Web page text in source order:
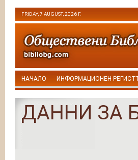
FRIDAY, 7 AUGUST, 2026 Г.
НАЧАЛО ИНФОРМАЦИОНЕН
ДАННИ ЗА